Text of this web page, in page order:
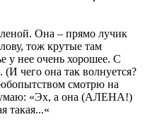
Она – прямо лучик
тож крутые там
у нее очень хорошее. С
(И чего она так волнуется?
смотрю на
«Эх, а она (АЛЕНА!)
такая...«